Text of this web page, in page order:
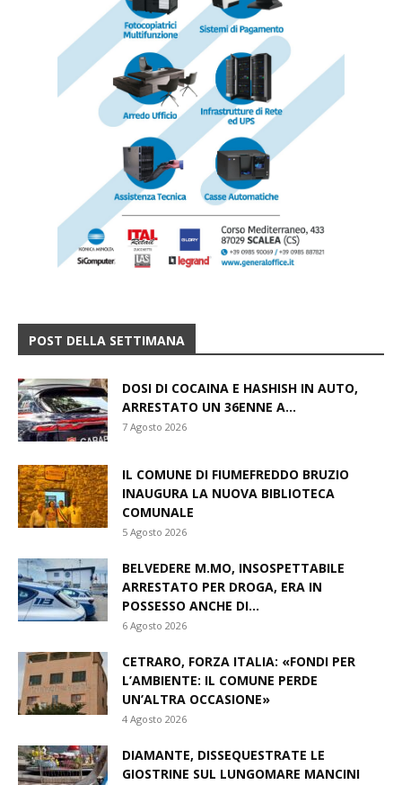
POST DELLA SETTIMANA
DOSI DI COCAINA E HASHISH IN AUTO,
ARRESTATO UN 36ENNE A...
7 Agosto 2026
IL COMUNE DI FIUMEFREDDO BRUZIO
INAUGURA LA NUOVA BIBLIOTECA
COMUNALE
5 Agosto 2026
BELVEDERE M.MO, INSOSPETTABILE
ARRESTATO PER DROGA, ERA IN
POSSESSO ANCHE DI...
6 Agosto 2026
CETRARO, FORZA ITALIA: «FONDI PER
L’AMBIENTE: IL COMUNE PERDE
UN’ALTRA OCCASIONE»
4 Agosto 2026
DIAMANTE, DISSEQUESTRATE LE
GIOSTRINE SUL LUNGOMARE MANCINI